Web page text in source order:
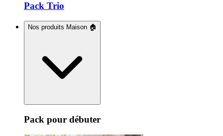
Pack Trio
Nos produits Maison 🏠
Pack pour débuter